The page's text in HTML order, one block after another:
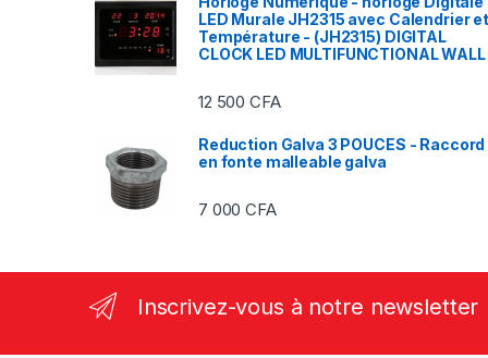
LED Murale JH2315 avec Calendrier et
Température - (JH2315) DIGITAL
CLOCK LED MULTIFUNCTIONAL WALL
12 500CFA
Reduction Galva 3 POUCES - Raccord
en fonte malleable galva
7 000CFA
Inscrivez-vous à notre newsletter